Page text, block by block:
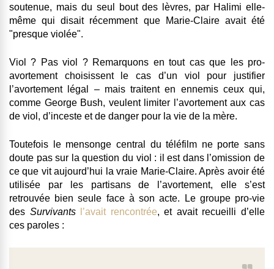
soutenue, mais du seul bout des lèvres, par Halimi elle-
même qui disait récemment que Marie-Claire avait été
"presque violée".
Viol ? Pas viol ? Remarquons en tout cas que les pro-
avortement choisissent le cas d’un viol pour justifier
l’avortement légal – mais traitent en ennemis ceux qui,
comme George Bush, veulent limiter l’avortement aux cas
de viol, d’inceste et de danger pour la vie de la mère.
Toutefois le mensonge central du téléfilm ne porte sans
doute pas sur la question du viol : il est dans l’omission de
ce que vit aujourd’hui la vraie Marie-Claire. Après avoir été
utilisée par les partisans de l’avortement, elle s’est
retrouvée bien seule face à son acte. Le groupe pro-vie
des Survivants l’avait rencontrée, et avait recueilli d’elle
ces paroles :